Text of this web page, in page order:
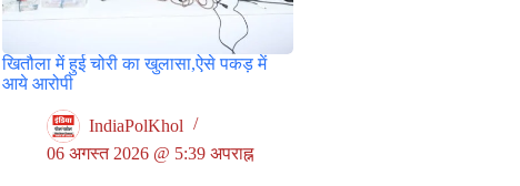
खितौला में हुई चोरी का खुलासा,ऐसे पकड़ में
आये आरोपी
IndiaPolKhol
06 अगस्त 2026 @ 5:39 अपराह्न